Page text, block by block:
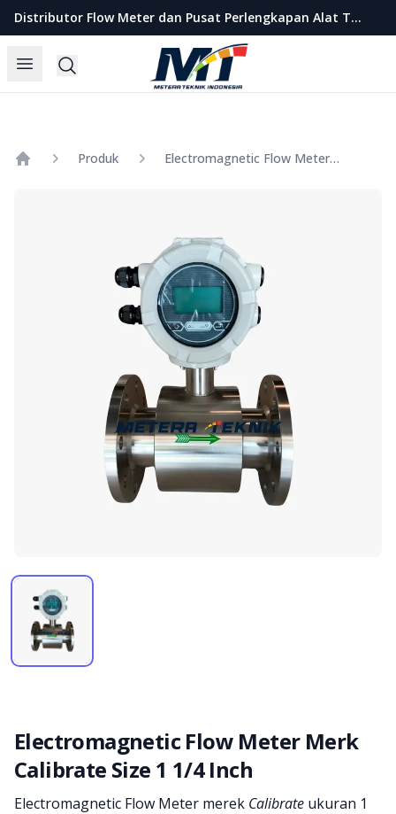
Distributor Flow Meter dan Pusat Perlengkapan Alat Teknik Indonesia
Open menu
Search
Metera Teknik Indonesia
Produk Electromagnetic Flow Meter Merk Calibrate Size 1 1/4 Inch
Electromagnetic Flow Meter Merk
Calibrate Size 1 1/4 Inch
Product information
Electromagnetic Flow Meter merek Calibrate ukuran 1